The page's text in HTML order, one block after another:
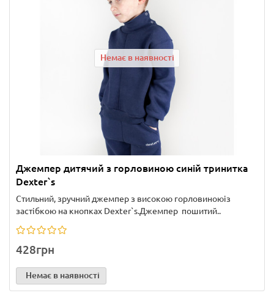
Немає в наявності
Джемпер дитячий з горловиною синій тринитка
Dexter`s
Стильний, зручний джемпер з високою горловиноюіз
застібкою на кнопках Dexter`s.Джемпер пошитий..
428грн
Немає в наявності